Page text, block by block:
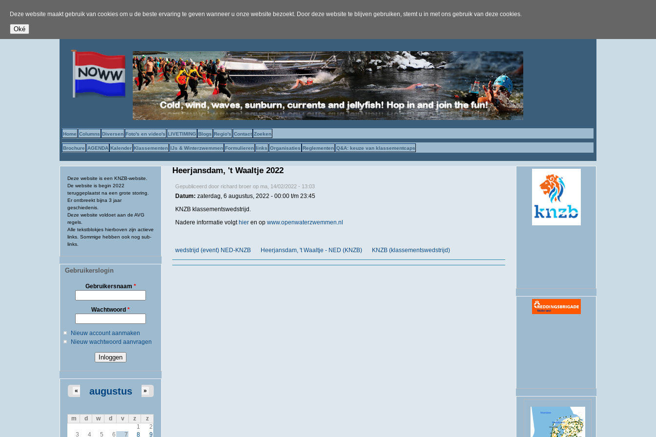
Deze website maakt gebruik van cookies om u de beste ervaring te geven wanneer u onze website bezoekt. Door deze website te blijven gebruiken, stemt u in met ons gebruik van deze cookies.
Home Columns Diversen Foto's en video's LIVETIMING Blogs Regio's Contact Zoeken
Brochure AGENDA Kalender Klassementen IJs & Winterzwemmen Formulieren links Organisaties Reglementen Q&A: keuze van klassementcaps
Deze website is een KNZB-website.
De website is begin 2022
teruggeplaatst na een grote storing.
Er ontbreekt bijna 3 jaar
geschiedenis.
Deze website voldoet aan de AVG
regels.
Alle tekstblokjes hierboven zijn actieve
links. Sommige hebben ook nog sub-
links.
Gebruikerslogin
Gebruikersnaam *
Wachtwoord *
Nieuw account aanmaken
Nieuw wachtwoord aanvragen
augustus
« »
m d w d v z
z
1
2
3
4 5 6 7 8
9
Heerjansdam, 't Waaltje 2022
Gepubliceerd door richard broerop ma, 14/02/2022 - 13:03
Datum: zaterdag, 6 augustus, 2022 - 00:00t/m 23:45
KNZB klassementswedstrijd.
Nadere informatie volgt hier en op www.openwaterzwemmen.nl
wedstrijd (event) NED-KNZB Heerjansdam, 't Waaltje - NED (KNZB) KNZB (klassementswedstrijd)